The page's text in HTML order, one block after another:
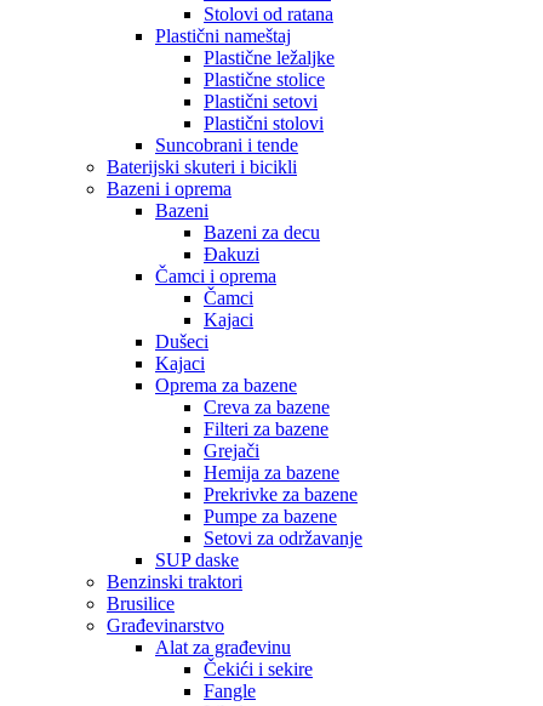
Stolovi od ratana
Plastični nameštaj
Plastične ležaljke
Plastične stolice
Plastični setovi
Plastični stolovi
Suncobrani i tende
Baterijski skuteri i bicikli
Bazeni i oprema
Bazeni
Bazeni za decu
Đakuzi
Čamci i oprema
Čamci
Kajaci
Dušeci
Kajaci
Oprema za bazene
Creva za bazene
Filteri za bazene
Grejači
Hemija za bazene
Prekrivke za bazene
Pumpe za bazene
Setovi za održavanje
SUP daske
Benzinski traktori
Brusilice
Građevinarstvo
Alat za građevinu
Čekići i sekire
Fangle